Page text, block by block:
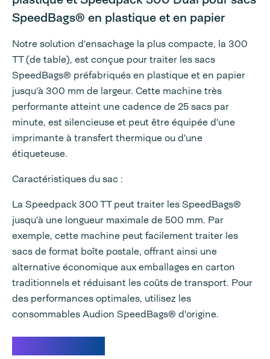
SpeedBags® en plastique et en papier
Notre solution d'ensachage la plus compacte, la 300
TT (de table), est conçue pour traiter les sacs
SpeedBags® préfabriqués en plastique et en papier
jusqu'à 300 mm de largeur. Cette machine très
performante atteint une cadence de 25 sacs par
minute, est silencieuse et peut être équipée d'une
imprimante à transfert thermique ou d'une
étiqueteuse.
Caractéristiques du sac :
La Speedpack 300 TT peut traiter les SpeedBags®
jusqu'à une longueur maximale de 500 mm. Par
exemple, cette machine peut facilement traiter les
sacs de format boîte postale, offrant ainsi une
alternative économique aux emballages en carton
traditionnels et réduisant les coûts de transport. Pour
des performances optimales, utilisez les
consommables Audion SpeedBags® d'origine.